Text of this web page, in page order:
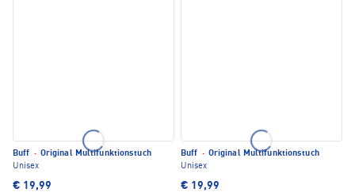
Buff · Original Multifunktionstuch
Unisex
€ 19,99
Buff · Original Multifunktionstuch
Unisex
€ 19,99